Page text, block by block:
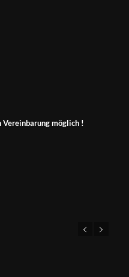
Vereinbarung möglich !